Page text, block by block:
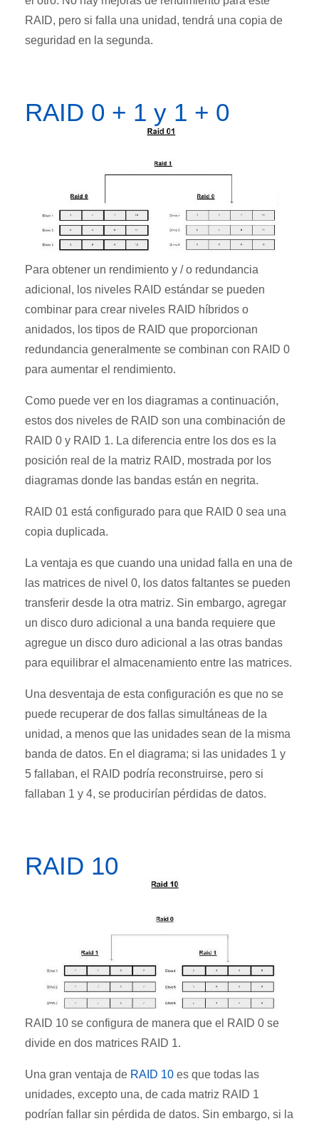
RAID, pero si falla una unidad, tendrá una copia de
seguridad en la segunda.
RAID 0 + 1 y 1 + 0
Para obtener un rendimiento y / o redundancia
adicional, los niveles RAID estándar se pueden
combinar para crear niveles RAID híbridos o
anidados, los tipos de RAID que proporcionan
redundancia generalmente se combinan con RAID 0
para aumentar el rendimiento.
Como puede ver en los diagramas a continuación,
estos dos niveles de RAID son una combinación de
RAID 0 y RAID 1. La diferencia entre los dos es la
posición real de la matriz RAID, mostrada por los
diagramas donde las bandas están en negrita.
RAID 01 está configurado para que RAID 0 sea una
copia duplicada.
La ventaja es que cuando una unidad falla en una de
las matrices de nivel 0, los datos faltantes se pueden
transferir desde la otra matriz. Sin embargo, agregar
un disco duro adicional a una banda requiere que
agregue un disco duro adicional a las otras bandas
para equilibrar el almacenamiento entre las matrices.
Una desventaja de esta configuración es que no se
puede recuperar de dos fallas simultáneas de la
unidad, a menos que las unidades sean de la misma
banda de datos. En el diagrama; si las unidades 1 y
5 fallaban, el RAID podría reconstruirse, pero si
fallaban 1 y 4, se producirían pérdidas de datos.
RAID 10
RAID 10 se configura de manera que el RAID 0 se
divide en dos matrices RAID 1.
Una gran ventaja de RAID 10 es que todas las
unidades, excepto una, de cada matriz RAID 1
podrían fallar sin pérdida de datos. Sin embargo, si la